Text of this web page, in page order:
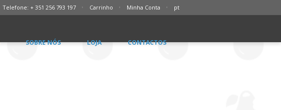
Telefone: + 351 256 793 197 Carrinho Minha Conta pt
SOBRE NÓS LOJA CONTACTOS